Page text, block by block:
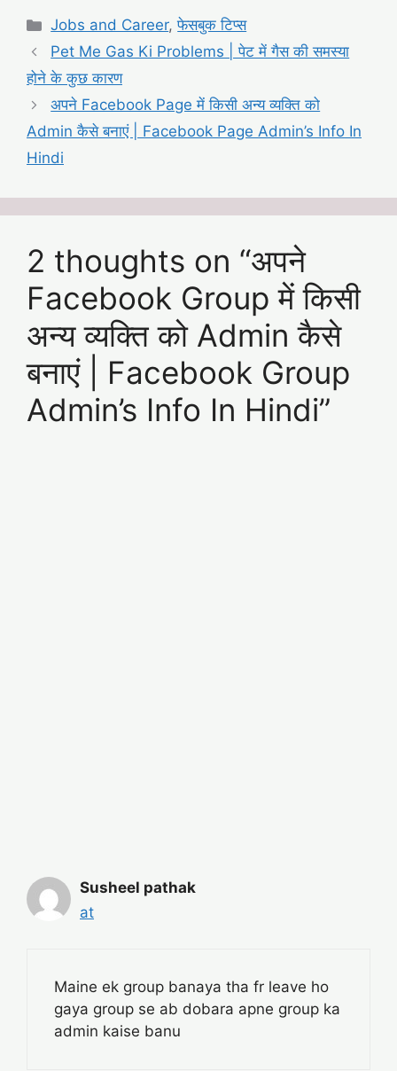
Categories
Jobs and Career,फेसबुक टिप्स
Pet Me Gas Ki Problems | पेट में गैस की समस्या
होने के कुछ कारण
अपने Facebook Page में किसी अन्य व्यक्ति को
Admin कैसे बनाएं | Facebook Page Admin’s Info In
Hindi
2 thoughts on “अपने
Facebook Group में किसी
अन्य व्यक्ति को Admin कैसे
बनाएं | Facebook Group
Admin’s Info In Hindi”
Susheel pathak
at
Maine ek group banaya tha fr leave ho
gaya group se ab dobara apne group ka
admin kaise banu